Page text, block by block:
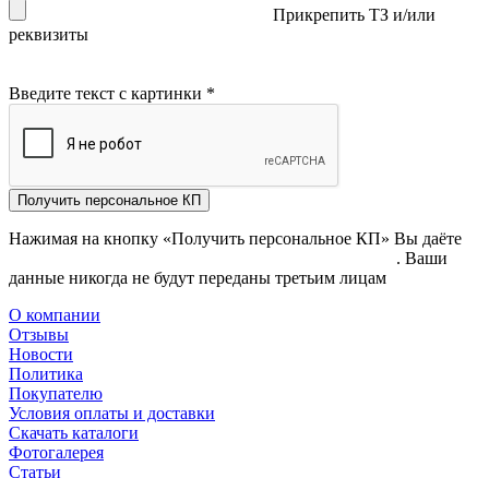
Прикрепить ТЗ и/или
реквизиты
Введите текст с картинки *
Получить персональное КП
Нажимая на кнопку «Получить персональное КП» Вы даёте
. Ваши
данные никогда не будут переданы третьим лицам
О компании
Отзывы
Новости
Политика
Покупателю
Условия оплаты и доставки
Скачать каталоги
Фотогалерея
Статьи